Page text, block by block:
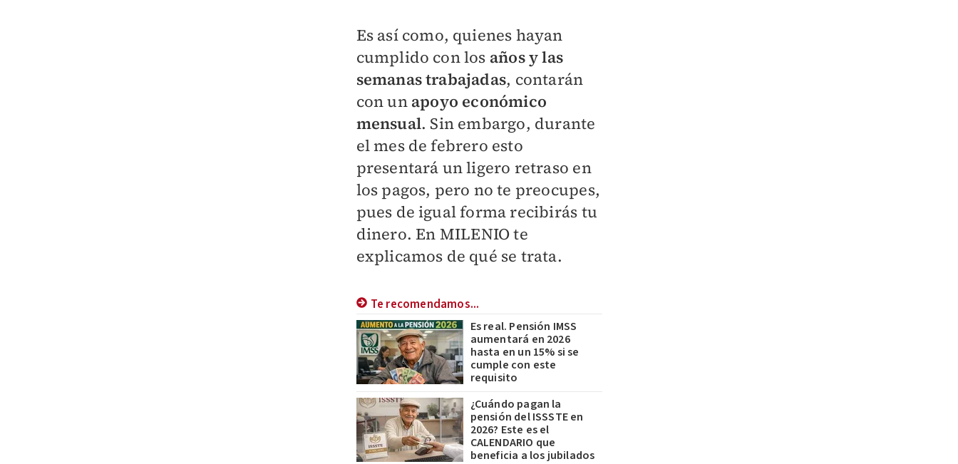
Es así como, quienes hayan
cumplido con los años y las
semanas trabajadas, contarán
con un apoyo económico
mensual. Sin embargo, durante
el mes de febrero esto
presentará un ligero retraso en
los pagos, pero no te preocupes,
pues de igual forma recibirás tu
dinero. En MILENIOte
explicamos de qué se trata.
Te recomendamos...
Es real. Pensión IMSS
aumentará en 2026
hasta en un 15% si se
cumple con este
requisito
¿Cuándo pagan la
pensión del ISSSTE en
2026? Este es el
CALENDARIO que
beneficia a los jubilados